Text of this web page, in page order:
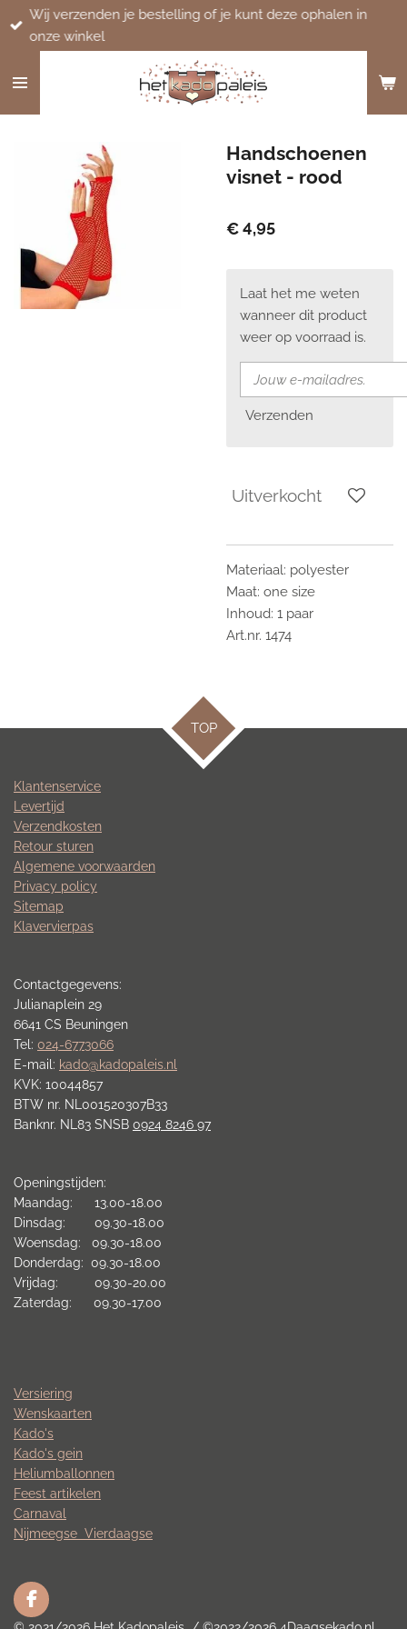
Ga
direct
de
Wij verzenden je bestelling of je kunt deze ophalen in
onze winkel
Handschoenen
visnet - rood
€ 4,95
Laat het me weten
wanneer dit product
weer op voorraad is.
Verzenden
Uitverkocht
Materiaal: polyester
Maat: one size
Inhoud: 1 paar
Art.nr. 1474
TOP
Klantenservice
Levertijd
Verzendkosten
Retour sturen
Algemene voorwaarden
Privacy policy
Sitemap
Klavervierpas
Contactgegevens:
Julianaplein 29
6641 CS Beuningen
Tel: 024-6773066
E-mail: kado@kadopaleis.nl
KVK: 10044857
BTW nr. NL001520307B33
Banknr. NL83 SNSB 0924 8246 97
Openingstijden:
Maandag: 13.00-18.00
Dinsdag: 09.30-18.00
Woensdag: 09.30-18.00
Donderdag: 09.30-18.00
Vrijdag: 09.30-20.00
Zaterdag: 09.30-17.00
Versiering
Wenskaarten
Kado's
Kado's gein
Heliumballonnen
Feest artikelen
Carnaval
Nijmeegse Vierdaagse
F
a